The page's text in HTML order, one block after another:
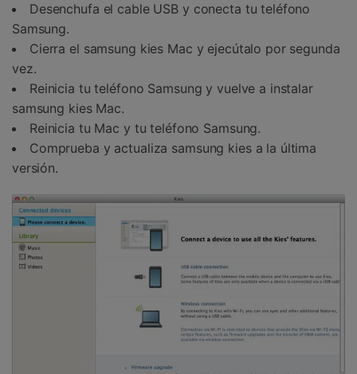
Desenchufa el cable USB y conecta tu teléfono
Samsung.
Cierra el samsung kies Mac y ejecútalo por segunda
vez.
Reinicia tu teléfono Samsung y vuelve a instalar
samsung kies Mac.
Reinicia tu Mac y tu teléfono Samsung.
Comprueba y actualiza samsung kies a la última
versión.